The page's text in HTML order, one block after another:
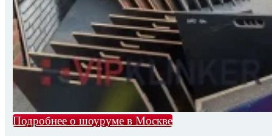
Подробнее о шоуруме в Москве